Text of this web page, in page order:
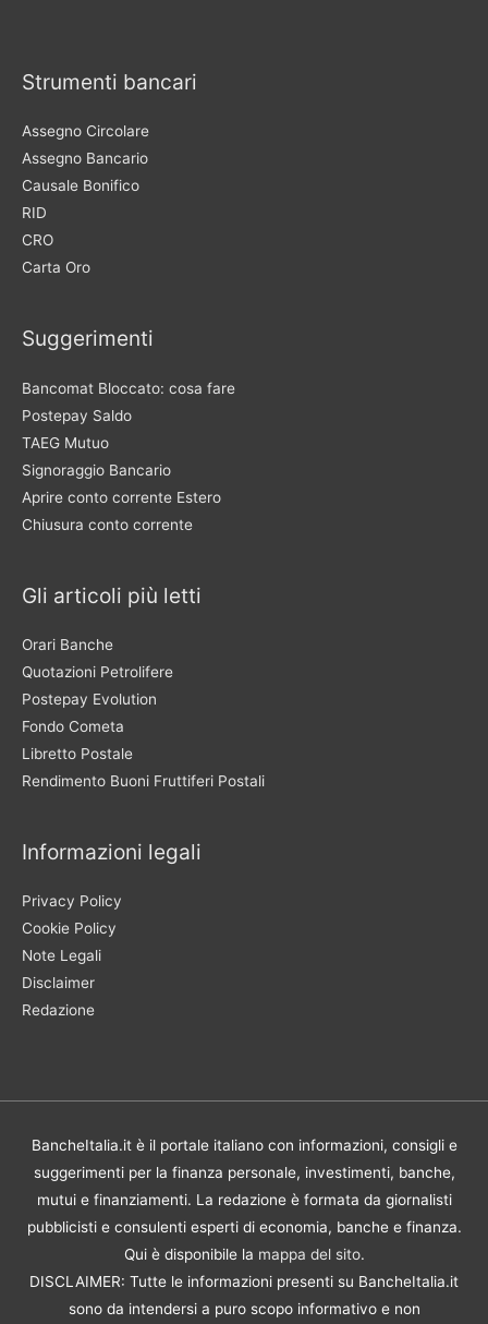
Strumenti bancari
Assegno Circolare
Assegno Bancario
Causale Bonifico
RID
CRO
Carta Oro
Suggerimenti
Bancomat Bloccato: cosa fare
Postepay Saldo
TAEG Mutuo
Signoraggio Bancario
Aprire conto corrente Estero
Chiusura conto corrente
Gli articoli più letti
Orari Banche
Quotazioni Petrolifere
Postepay Evolution
Fondo Cometa
Libretto Postale
Rendimento Buoni Fruttiferi Postali
Informazioni legali
Privacy Policy
Cookie Policy
Note Legali
Disclaimer
Redazione
BancheItalia.it è il portale italiano con informazioni, consigli e
suggerimenti per la finanza personale, investimenti, banche,
mutui e finanziamenti. La redazione è formata da giornalisti
pubblicisti e consulenti esperti di economia, banche e finanza.
Qui è disponibile la mappa del sito.
DISCLAIMER: Tutte le informazioni presenti su BancheItalia.it
sono da intendersi a puro scopo informativo e non